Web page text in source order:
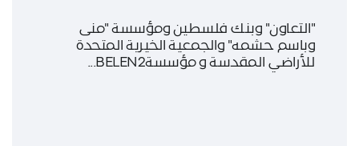
"التعاون" وبنك فلسطين ومؤسسة "منى
وباسم حشمه" والجمعية الخيرية المتحدة
للأراضي المقدسة و مؤسسةBELEN2...